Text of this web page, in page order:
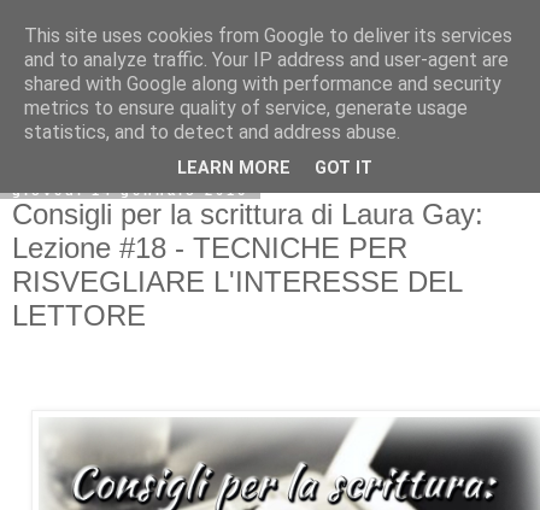
giovedì 14 gennaio 2016
Consigli per la scrittura di Laura Gay:
Lezione #18 - TECNICHE PER
RISVEGLIARE L'INTERESSE DEL
LETTORE
This site uses cookies from Google to deliver its services
and to analyze traffic. Your IP address and user-agent are
shared with Google along with performance and security
metrics to ensure quality of service, generate usage
statistics, and to detect and address abuse.
LEARN MORE GOT IT